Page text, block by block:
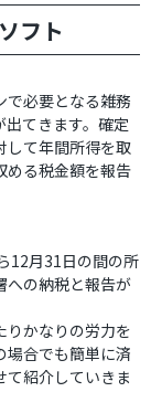
フト
で必要となる雑務
てきます。確定
して年間所得を取
める税金額を報告
12月31日の間の所
への納税と報告が
りかなりの労力を
場合でも簡単に済
て紹介していきま